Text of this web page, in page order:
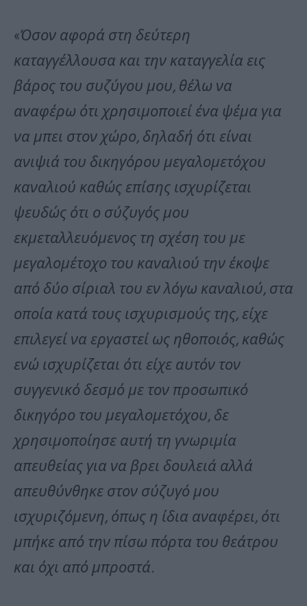
«Όσον αφορά στη δεύτερη
καταγγέλλουσα και την καταγγελία εις
βάρος του συζύγου μου, θέλω να
αναφέρω ότι χρησιμοποιεί ένα ψέμα για
να μπει στον χώρο, δηλαδή ότι είναι
ανιψιά του δικηγόρου μεγαλομετόχου
καναλιού καθώς επίσης ισχυρίζεται
ψευδώς ότι ο σύζυγός μου
εκμεταλλευόμενος τη σχέση του με
μεγαλομέτοχο του καναλιού την έκοψε
από δύο σίριαλ του εν λόγω καναλιού, στα
οποία κατά τους ισχυρισμούς της, είχε
επιλεγεί να εργαστεί ως ηθοποιός, καθώς
ενώ ισχυρίζεται ότι είχε αυτόν τον
συγγενικό δεσμό με τον προσωπικό
δικηγόρο του μεγαλομετόχου, δε
χρησιμοποίησε αυτή τη γνωριμία
απευθείας για να βρει δουλειά αλλά
απευθύνθηκε στον σύζυγό μου
ισχυριζόμενη, όπως η ίδια αναφέρει, ότι
μπήκε από την πίσω πόρτα του θεάτρου
και όχι από μπροστά.